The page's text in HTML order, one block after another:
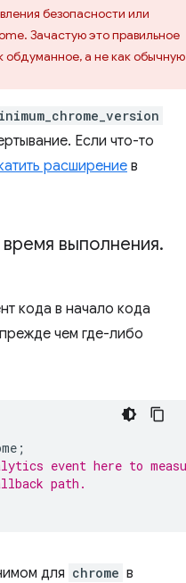
безопасности или
Зачастую это правильное
обдуманное, а не как обычную
Если что-то
расширение в
выполнения.
кода в начало кода
чем где-либо
;
event here to
path.
для chrome в